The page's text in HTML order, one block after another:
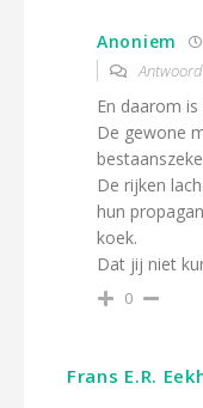
Anoniem
En daarom
De gewone
De rijken
hun
koek.
Dat jij niet
0
Frans E.R.